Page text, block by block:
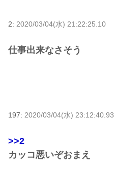
2: 2020/03/04(水) 21:22:25.10
仕事出来なさそう
197: 2020/03/04(水) 23:12:40.93
>>2
カッコ悪いぞおまえ